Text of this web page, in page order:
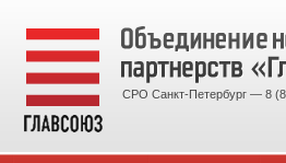
СРО Санкт-Петербург — 8